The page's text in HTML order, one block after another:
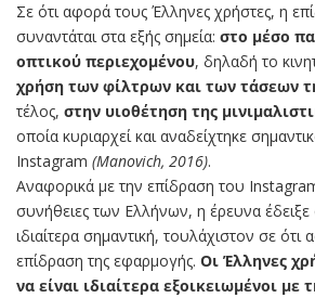
Σε ότι αφορά τους Έλληνες χρήστες, η
συναντάται στα εξής σημεία: στο μέσο
οπτικού περιεχομένου, δηλαδή το
χρήση των φίλτρων και των τάσεων
τέλος, στην υιοθέτηση της
οποία κυριαρχεί και αναδείχτηκε
Instagram (Manovich, 2016).
Αναφορικά με την επίδραση του
συνήθειες των Ελλήνων, η έρευνα έδειξε
ιδιαίτερα σημαντική, τουλάχιστον σε
επίδραση της εφαρμογής. Οι Έλληνες
να είναι ιδιαίτερα εξοικειωμένοι με